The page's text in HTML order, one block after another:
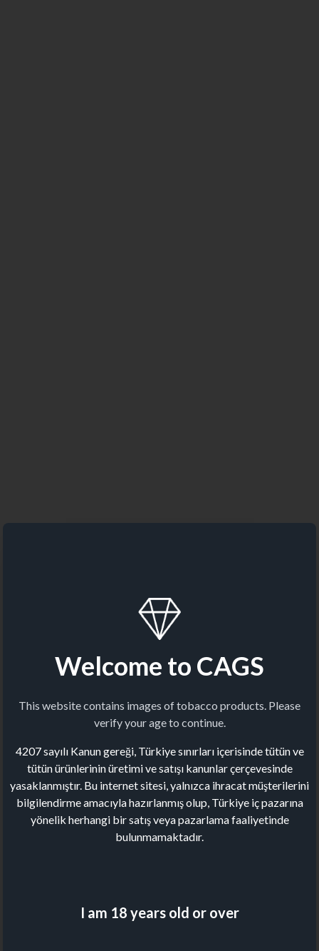
Welcome to CAGS
This website contains images of tobacco products. Please
verify your age to continue.
4207 sayılı Kanun gereği, Türkiye sınırları içerisinde tütün ve
tütün ürünlerinin üretimi ve satışı kanunlar çerçevesinde
yasaklanmıştır. Bu internet sitesi, yalnızca ihracat müşterilerini
bilgilendirme amacıyla hazırlanmış olup, Türkiye iç pazarına
yönelik herhangi bir satış veya pazarlama faaliyetinde
bulunmamaktadır.
I am 18 years old or over